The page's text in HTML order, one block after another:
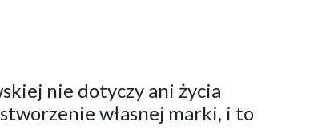
nie dotyczy ani życia
własnej marki, i to